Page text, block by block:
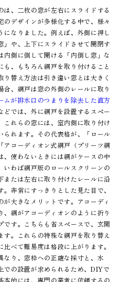
は、二枚の窓が左右にスライドする
のデザインが多様化する中で、様々
になりました。例えば、外側に押し
」や、上下にスライドさせて開閉す
内側に倒して開ける「内倒し窓」な
も、もちろん網戸を取り付けること
替え方法は引き違い窓とは大きく
、網戸は窓の外側のレールに取り
ムが排水口のつまりを除去した直方
どでは、外に網戸を設置するスペー
これらの窓には、室内側に取り付け
られます。その代表格が、「ロール
アコーディオン式網戸（プリーツ網
、使わないときには網がケースの中
いわば網戸版のロールスクリーンの
または左右に取り付けたレールに沿
非常にすっきりとした見た目で、
大きなメリットです。アコーディ
、網がアコーディオンのように折り
です。こちらも省スペースで、玄関
す。これらの特殊な網戸を取り替え
べて難易度は格段に上がります。
なり、窓枠への正確な採寸と、水
での設置が求められるため、DIYで
本的には、専門の業者に依頼するの